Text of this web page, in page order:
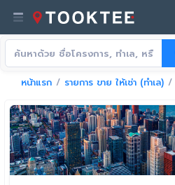
หน้าแรก รายการ ขาย ให้เช่า (ทำเล)